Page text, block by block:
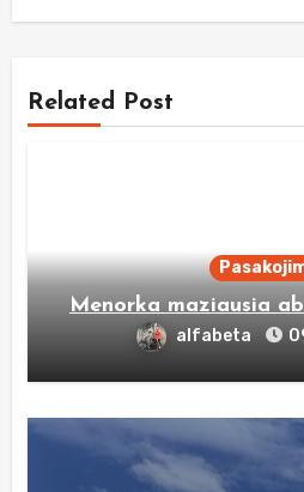
Related Post
Menorka maziausia
alfabeta